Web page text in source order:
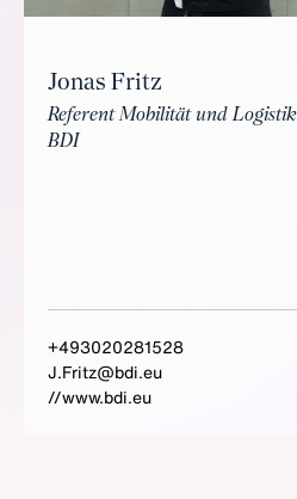
Jonas Fritz
Referent Mobilität und Logistik
BDI
+493020281528
J.Fritz@bdi.eu
//www.bdi.eu